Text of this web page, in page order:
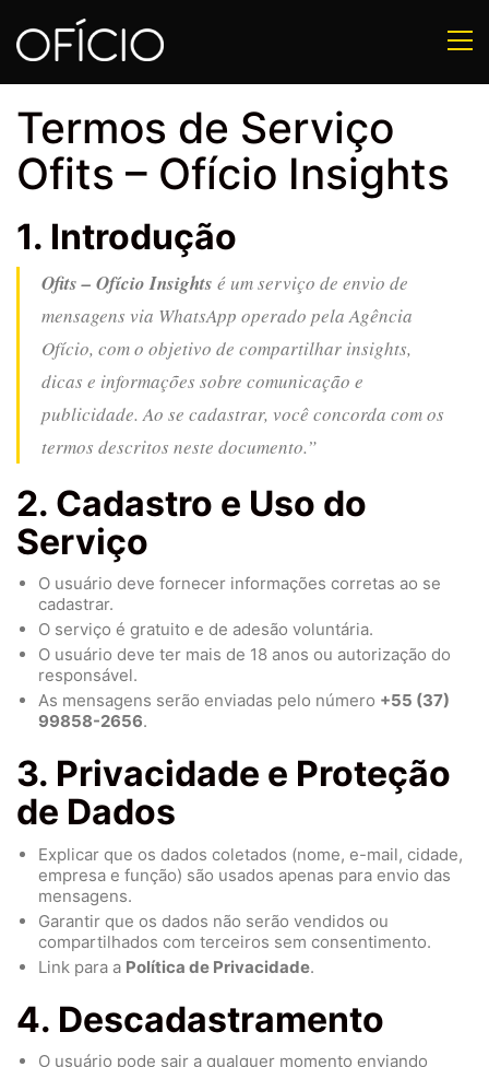
Termos de Serviço
Ofits – Ofício Insights
1. Introdução
Ofits – Ofício Insights é um serviço de envio de
mensagens via WhatsApp operado pela Agência
Ofício, com o objetivo de compartilhar insights,
dicas e informações sobre comunicação e
publicidade. Ao se cadastrar, você concorda com os
termos descritos neste documento.”
2. Cadastro e Uso do
Serviço
O usuário deve fornecer informações corretas ao se
cadastrar.
O serviço é gratuito e de adesão voluntária.
O usuário deve ter mais de 18 anos ou autorização do
responsável.
As mensagens serão enviadas pelo número +55 (37)
99858-2656.
3. Privacidade e Proteção
de Dados
Explicar que os dados coletados (nome, e-mail, cidade,
empresa e função) são usados apenas para envio das
mensagens.
Garantir que os dados não serão vendidos ou
compartilhados com terceiros sem consentimento.
Link para a Política de Privacidade.
4. Descadastramento
O usuário pode sair a qualquer momento enviando